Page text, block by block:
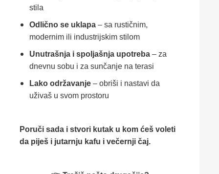
stila
Odlično se uklapa – sa rustičnim,
modernim ili industrijskim stilom
Unutrašnja i spoljašnja upotreba – za
dnevnu sobu i za sunčanje na terasi
Lako održavanje – obriši i nastavi da
uživaš u svom prostoru
Poruči sada i stvori kutak u kom ćeš voleti
da piješ i jutarnju kafu i večernji čaj.